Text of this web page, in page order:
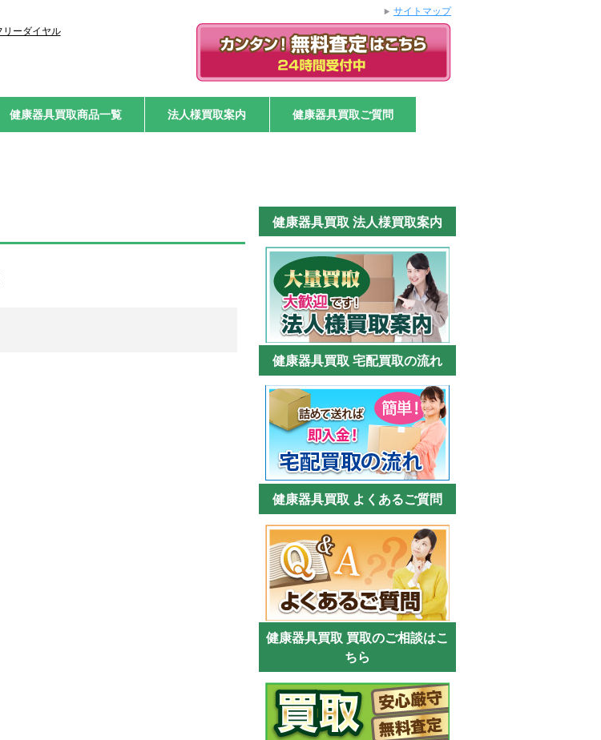
健康器具買取商品一覧 法人様買取案内 健康器具買取ご質問
健康器具買取 法人様買取案内
健康器具買取 宅配買取の流れ
健康器具買取 よくあるご質問
健康器具買取 買取のご相談はこ
ちら
サイトマップ